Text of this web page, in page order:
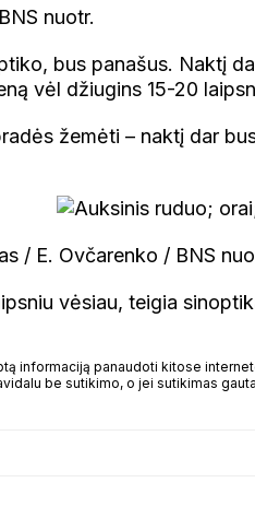
nuotr.
bus panašus. Naktį
vėl džiugins 15-20
žemėti – naktį dar
/ E. Ovčarenko / BNS
vėsiau, teigia
informaciją panaudoti kitose
be sutikimo, o jei sutikimas